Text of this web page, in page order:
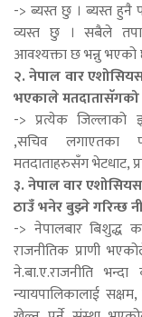
-> ब्यस्त छु । ब्यस्त हुनै
व्यस्त छु । सबैले
आवश्यक्ता छ भन्नु भएको
२. नेपाल वार
भएकाले
-> प्रत्येक जिल्लाको
,सचिव लगाएतका
मतदाताहरुसँग भेटधाट,
३. नेपाल वार
ठाउँ भनेर बुझ्ने गरिन्छ
-> नेपालबार बिशुद्ध
राजनीतिक प्राणी
ने.बा.ए.राजनीति
न्यायपालिकालाई